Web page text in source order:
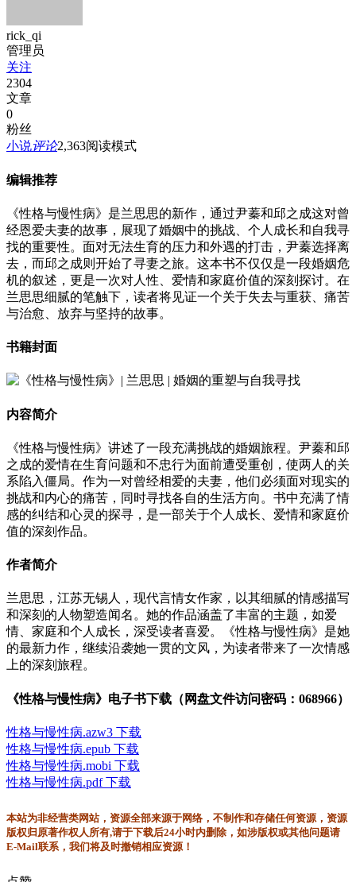
rick_qi
管理员
关注
2304
文章
0
粉丝
小说评论2,363阅读模式
编辑推荐
《性格与慢性病》是兰思思的新作，通过尹蓁和邱之成这对曾
经恩爱夫妻的故事，展现了婚姻中的挑战、个人成长和自我寻
找的重要性。面对无法生育的压力和外遇的打击，尹蓁选择离
去，而邱之成则开始了寻妻之旅。这本书不仅仅是一段婚姻危
机的叙述，更是一次对人性、爱情和家庭价值的深刻探讨。在
兰思思细腻的笔触下，读者将见证一个关于失去与重获、痛苦
与治愈、放弃与坚持的故事。
书籍封面
内容简介
《性格与慢性病》讲述了一段充满挑战的婚姻旅程。尹蓁和邱
之成的爱情在生育问题和不忠行为面前遭受重创，使两人的关
系陷入僵局。作为一对曾经相爱的夫妻，他们必须面对现实的
挑战和内心的痛苦，同时寻找各自的生活方向。书中充满了情
感的纠结和心灵的探寻，是一部关于个人成长、爱情和家庭价
值的深刻作品。
作者简介
兰思思，江苏无锡人，现代言情女作家，以其细腻的情感描写
和深刻的人物塑造闻名。她的作品涵盖了丰富的主题，如爱
情、家庭和个人成长，深受读者喜爱。《性格与慢性病》是她
的最新力作，继续沿袭她一贯的文风，为读者带来了一次情感
上的深刻旅程。
《性格与慢性病》电子书下载（网盘文件访问密码：068966）
性格与慢性病.azw3 下载
性格与慢性病.epub 下载
性格与慢性病.mobi 下载
性格与慢性病.pdf 下载
本站为非经营类网站，资源全部来源于网络，不制作和存储任何资源，资源
版权归原著作权人所有,请于下载后24小时内删除，如涉版权或其他问题请
E-Mail联系，我们将及时撤销相应资源！